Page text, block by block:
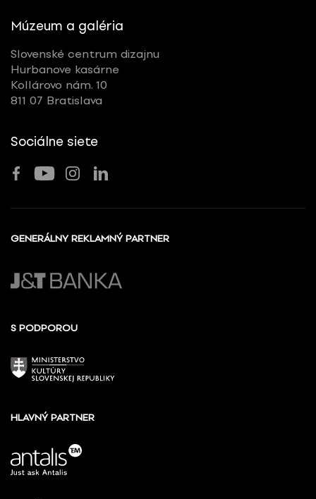
Múzeum a galéria
Slovenské centrum dizajnu
Hurbanove kasárne
Kollárovo nám. 10
811 07 Bratislava
Sociálne siete
GENERÁLNY REKLAMNÝ PARTNER
S PODPOROU
HLAVNÝ PARTNER